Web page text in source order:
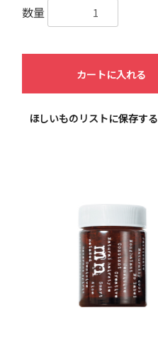
数量
カートに入れる
ほしいものリストに保存する